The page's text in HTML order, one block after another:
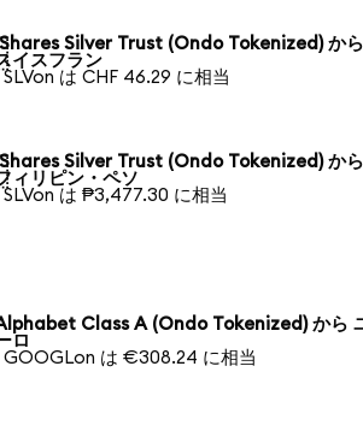
Silver Trust (Ondo Tokenized) から
イスフラン
SLVon は CHF 46.29 に相当
Silver Trust (Ondo Tokenized) から
ィリピン・ペソ
SLVon は ₱3,477.30 に相当
Class A (Ondo Tokenized) から
ロ
GOOGLon は €308.24 に相当